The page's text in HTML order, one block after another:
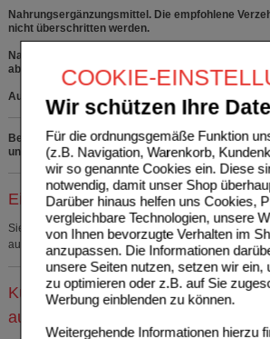
COOKIE-
Wir schützen Ihre
Für die ordnungsgemäße Funktion
(z.B. Navigation, Warenkorb,
wir so genannte Cookies ein. Diese
notwendig, damit unser Shop
Darüber hinaus helfen uns Cookies,
vergleichbare Technologien, unsere
von Ihnen bevorzugte Verhalten im
anzupassen. Die Informationen
unsere Seiten nutzen, setzen wir ein,
zu optimieren oder z.B. auf Sie
Werbung einblenden zu können.
Weitergehende Informationen hierzu
Nahrungsergänzungsmittel. Die empfohlene
nicht überschritten werden.
Nahrungsergänzungsmittel sind kein Ersatz für
abwechslungsreiche Ernährung und eine gesunde
Außerhalb der Reichweite von Kindern lagern.
Bei Fragen zu den Inhaltsstoffen rufen Sie uns
unter 0800 - 10 11 422 an.
Einkaufsliste auswählen
Sie müssen sich anmelden um den ausgewählten
aufzunehmen.
Kunden, die dieses Produkt gekauft
auch